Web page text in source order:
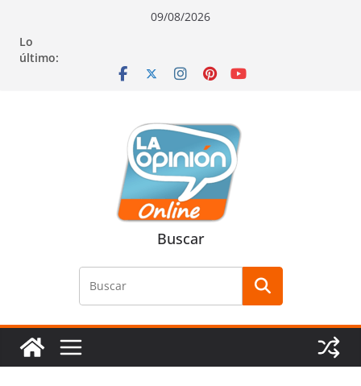
contenido
navegación
contenido
09/08/2026
Lo
último:
Buscar